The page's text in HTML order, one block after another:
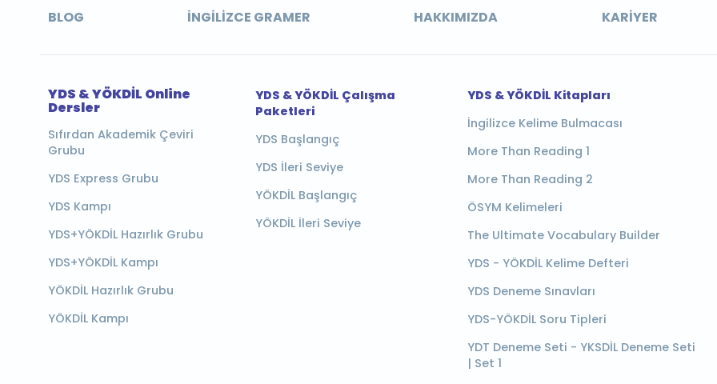
BLOG İNGILIZCE GRAMER HAKKIMIZDA KARIYER
YDS & YÖKDİL Online
Dersler
Sıfırdan Akademik Çeviri
Grubu
YDS Express Grubu
YDS Kampı
YDS+YÖKDİL Hazırlık Grubu
YDS+YÖKDİL Kampı
YÖKDİL Hazırlık Grubu
YÖKDİL Kampı
YDS & YÖKDİL Çalışma
Paketleri
YDS Başlangıç
YDS İleri Seviye
YÖKDİL Başlangıç
YÖKDİL İleri Seviye
YDS & YÖKDİL Kitapları
İngilizce Kelime Bulmacası
More Than Reading 1
More Than Reading 2
ÖSYM Kelimeleri
The Ultimate Vocabulary Builder
YDS - YÖKDİL Kelime Defteri
YDS Deneme Sınavları
YDS-YÖKDİL Soru Tipleri
YDT Deneme Seti - YKSDİL Deneme Seti
| Set 1